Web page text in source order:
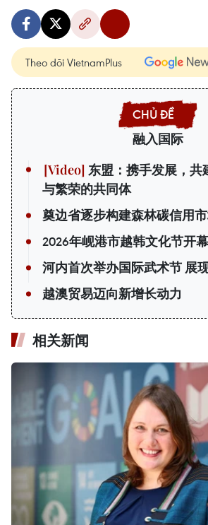
Theo dõi VietnamPlus
融入国际
东盟：携手发展，共
与繁荣的共同体
奠边省逐步构建森林碳信用
2026年岘港市越韩文化节开幕
河内首次举办国际武术节 展
越澳贸易迈向新增长动力
相关新闻